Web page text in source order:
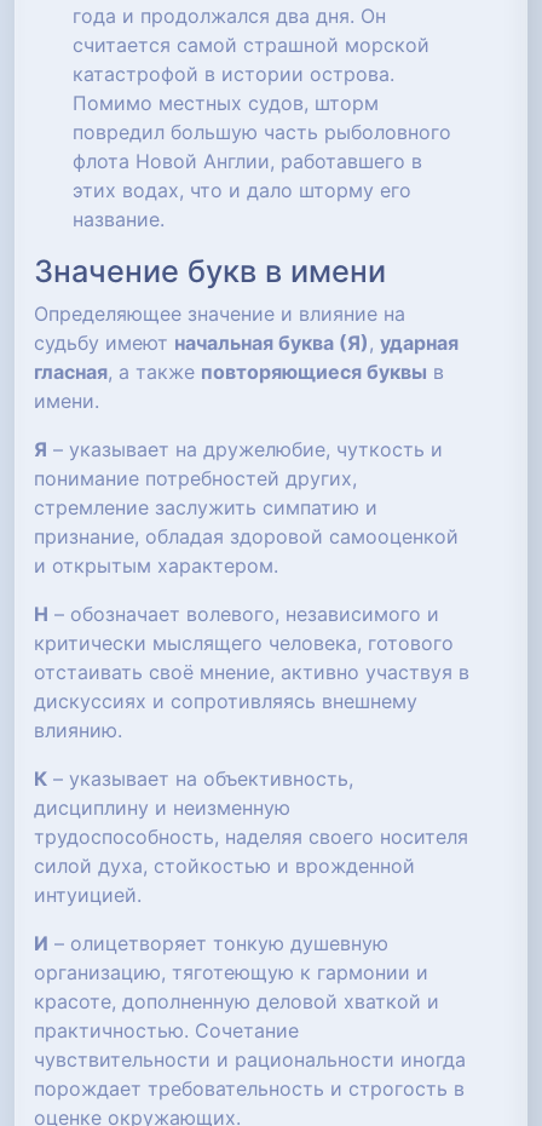
года и продолжался два дня. Он
считается самой страшной морской
катастрофой в истории острова.
Помимо местных судов, шторм
повредил большую часть рыболовного
флота Новой Англии, работавшего в
этих водах, что и дало шторму его
название.
Значение букв в имени
Определяющее значение и влияние на
судьбу имеют начальная буква (Я), ударная
гласная, а также повторяющиеся буквы в
имени.
Я – указывает на дружелюбие, чуткость и
понимание потребностей других,
стремление заслужить симпатию и
признание, обладая здоровой самооценкой
и открытым характером.
Н – обозначает волевого, независимого и
критически мыслящего человека, готового
отстаивать своё мнение, активно участвуя в
дискуссиях и сопротивляясь внешнему
влиянию.
К – указывает на объективность,
дисциплину и неизменную
трудоспособность, наделяя своего носителя
силой духа, стойкостью и врожденной
интуицией.
И – олицетворяет тонкую душевную
организацию, тяготеющую к гармонии и
красоте, дополненную деловой хваткой и
практичностью. Сочетание
чувствительности и рациональности иногда
порождает требовательность и строгость в
оценке окружающих.